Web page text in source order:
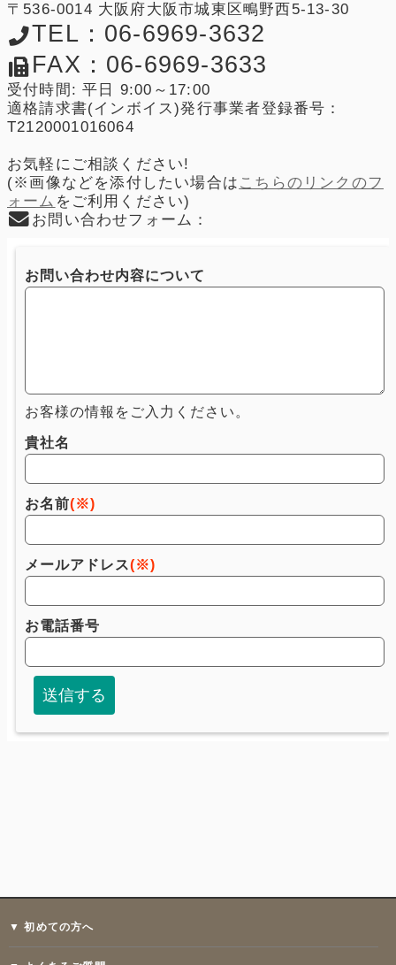
〒536-0014 大阪府大阪市城東区鴫野西5-13-30
TEL：06-6969-3632
FAX：06-6969-3633
受付時間: 平日 9:00～17:00
適格請求書(インボイス)発行事業者登録番号：
T2120001016064
お気軽にご相談ください!
(※画像などを添付したい場合は こちらのリンクのフ
ォーム をご利用ください)
お問い合わせフォーム：
▼ 初めての方へ